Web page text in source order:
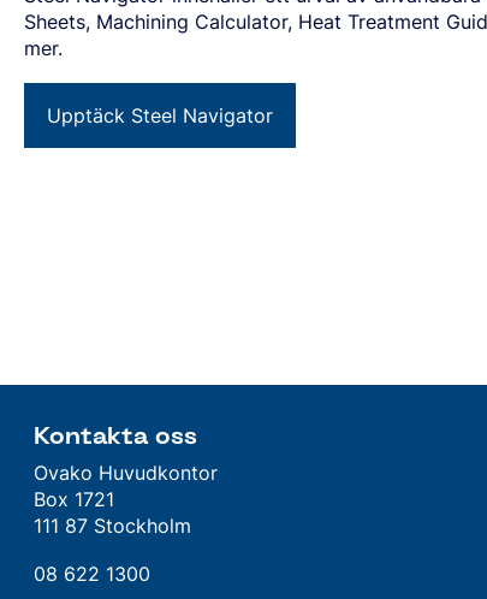
Sheets, Machining Calculator, Heat Treatment
mer.
Upptäck Steel Navigator
Kontakta oss
Ovako Huvudkontor
Box 1721
111 87 Stockholm
08 622 1300